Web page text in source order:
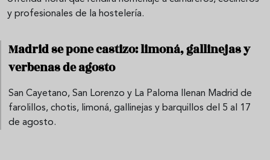
y profesionales de la hostelería.
Madrid se pone castizo: limoná, gallinejas y
verbenas de agosto
San Cayetano, San Lorenzo y La Paloma llenan Madrid de
farolillos, chotis, limoná, gallinejas y barquillos del 5 al 17
de agosto.